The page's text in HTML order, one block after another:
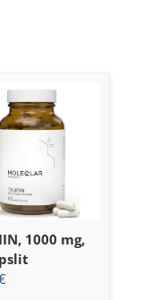
1000 mg,